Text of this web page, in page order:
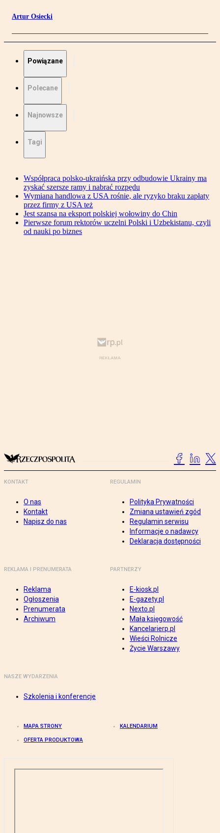
Artur Osiecki
Powiązane
Polecane
Najnowsze
Tagi
Współpraca polsko-ukraińska przy odbudowie Ukrainy ma
zyskać szersze ramy i nabrać rozpędu
Wymiana handlowa z USA rośnie, ale ryzyko braku zapłaty
przez firmy z USA też
Jest szansa na eksport polskiej wołowiny do Chin
Pierwsze forum rektorów uczelni Polski i Uzbekistanu, czyli
od nauki po biznes
KONTAKT
O nas
Kontakt
Napisz do nas
REGULAMIN
Polityka Prywatności
Zmiana ustawień zgód
Regulamin serwisu
Informacje o nadawcy
Deklaracja dostępności
REKLAMA I PRENUMERATA
Reklama
Ogłoszenia
Prenumerata
Archiwum
PARTNERZY
E-kiosk.pl
E-gazety.pl
Nexto.pl
Mała księgowość
Kancelarierp.pl
Wieści Rolnicze
Życie Warszawy
NASZE WYDARZENIA
Szkolenia i konferencje
MAPA STRONY KALENDARIUM
OFERTA PRODUKTOWA